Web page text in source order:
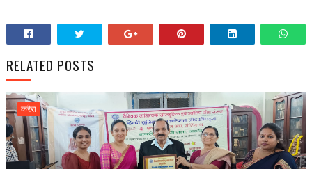
RELATED POSTS
करैरा